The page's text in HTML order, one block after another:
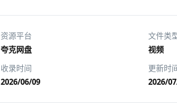
资源平台
夸克网盘
文件类
视频
收录时间
2026/06/09
更新时
2026/